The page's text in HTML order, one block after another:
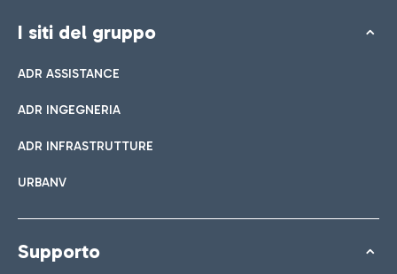
I siti del gruppo
ADR ASSISTANCE
ADR INGEGNERIA
ADR INFRASTRUTTURE
URBANV
Supporto